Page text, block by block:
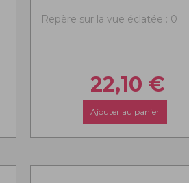
Repère sur la vue éclatée : 0
22,10 €
Ajouter au panier